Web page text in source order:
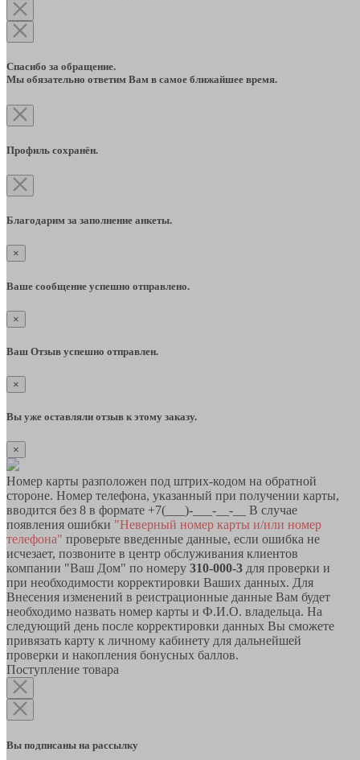
Спасибо за обращение.
Мы обязательно ответим Вам в самое ближайшее время.
Профиль сохранён.
Благодарим за заполнение анкеты.
×
Ваше сообщение успешно отправлено.
×
Ваш Отзыв успешно отправлен.
×
Вы уже оставляли отзыв к этому заказу.
×
Номер карты разположен под штрих-кодом на обратной
стороне. Номер телефона, указанный при получении карты,
вводится без 8 в формате +7(___)-___-__-__ В случае
появления ошибки "Неверный номер карты и/или номер
телефона" проверьте введенные данные, если ошибка не
исчезает, позвоните в центр обслуживания клиентов
компании "Ваш Дом" по номеру 310-000-3 для проверки и
при необходимости корректировки Ваших данных. Для
Внесения изменений в реистрационные данные Вам будет
необходимо назвать номер карты и Ф.И.О. владельца. На
следующий день после корректировки данных Вы сможете
привязать карту к личному кабинету для дальнейшей
проверки и накопления бонусных баллов.
Поступление товара
Вы подписаны на рассылку